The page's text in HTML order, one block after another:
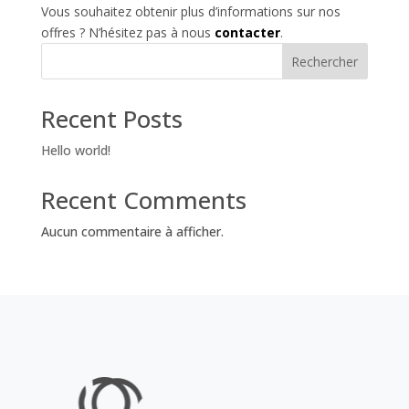
Vous souhaitez obtenir plus d’informations sur nos
offres ? N’hésitez pas à nous contacter.
Rechercher
Recent Posts
Hello world!
Recent Comments
Aucun commentaire à afficher.